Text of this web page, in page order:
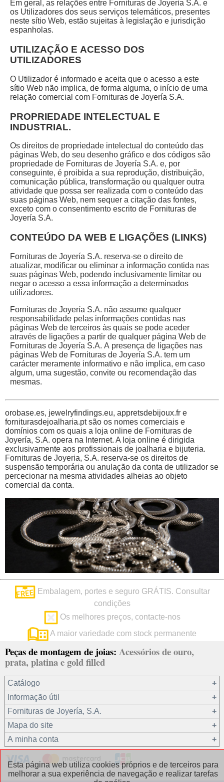
Em geral, as relações entre Fornituras de Joyería S.A. e
os Utilizadores dos seus serviços telemáticos, presentes
neste sítio Web, estão sujeitas à legislação e jurisdição
espanholas.
UTILIZAÇÃO E ACESSO DOS
UTILIZADORES
O Utilizador é informado e aceita que o acesso a este
sítio Web não implica, de forma alguma, o início de uma
relação comercial com Fornituras de Joyería S.A.
PROPRIEDADE INTELECTUAL E
INDUSTRIAL.
Os direitos de propriedade intelectual do conteúdo das
páginas Web, do seu desenho gráfico e dos códigos são
propriedade de Fornituras de Joyería S.A. e, por
conseguinte, é proibida a sua reprodução, distribuição,
comunicação pública, transformação ou qualquer outra
atividade que possa ser realizada com o conteúdo das
suas páginas Web, nem sequer a citação das fontes,
exceto com o consentimento escrito de Fornituras de
Joyería S.A.
CONTEÚDO DA WEB E LIGAÇÕES (LINKS)
Fornituras de Joyería S.A. reserva-se o direito de
atualizar, modificar ou eliminar a informação contida nas
suas páginas Web, podendo inclusivamente limitar ou
negar o acesso a essa informação a determinados
utilizadores.
Fornituras de Joyería S.A. não assume qualquer
responsabilidade pelas informações contidas nas
páginas Web de terceiros às quais se pode aceder
através de ligações a partir de qualquer página Web de
Fornituras de Joyería S.A. A presença de ligações nas
páginas Web de Fornituras de Joyería S.A. tem um
carácter meramente informativo e não implica, em caso
algum, uma sugestão, convite ou recomendação das
mesmas.
orobase.es, jewelryfindings.eu, appretsdebijoux.fr e
forniturasdejoalharia.pt são os nomes comerciais e
domínios com os quais a loja online de Fornituras de
Joyería, S.A. opera na Internet. A loja online é dirigida
exclusivamente aos profissionais de joalharia e bijuteria.
Fornituras de Joyeria, S.A. reserva-se os direitos de
suspensão temporária ou anulação da conta de utilizador se
percecionar na mesma atividades alheias ao objeto
comercial da conta.
Embalagem, portes e seguro GRÁTIS. Consultar
condições
Os melhores preços, contacte-nos
A maior variedade com stock permanente
Peças de montagem de joias: Acessórios de ouro,
prata, platina e gold filled
Catálogo
Ouro 18 kt
Ouro 9 kt
Platina 22.8 kt
Prata 925
Outros materiais
Informação útil
Fornituras de Joyería, S.A.
Quem somos?
condições de venda
Política de cookies
Mapa do site
A minha conta
Recuperar password
Esta página web utiliza cookies próprios e de terceiros para
melhorar a sua experiência de navegação e realizar tarefas